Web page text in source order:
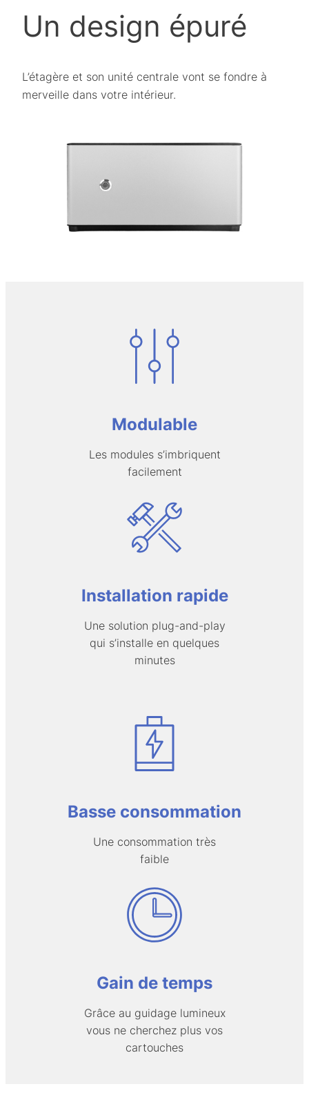
Un design épuré
L’étagère et son unité centrale vont se fondre à
merveille dans votre intérieur.
Modulable
Les modules s’imbriquent
facilement
Installation rapide
Une solution plug-and-play
qui s’installe en quelques
minutes
Basse consommation
Une consommation très
faible
Gain de temps
Grâce au guidage lumineux
vous ne cherchez plus vos
cartouches